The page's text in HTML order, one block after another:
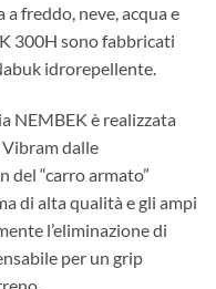
freddo, neve, acqua e
300H sono fabbricati
idrorepellente.
NEMBEK è realizzata
dalle
del “carro armato”
di alta qualità e gli ampi
l’eliminazione di
per un grip